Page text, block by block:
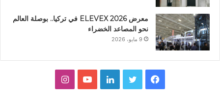
معرض ELEVEX 2026 في تركيا.. بوصلة العالم
نحو المصاعد الخضراء
9 مايو، 2026